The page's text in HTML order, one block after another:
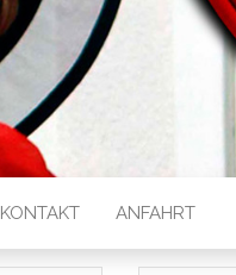
KONTAKT ANFAHRT